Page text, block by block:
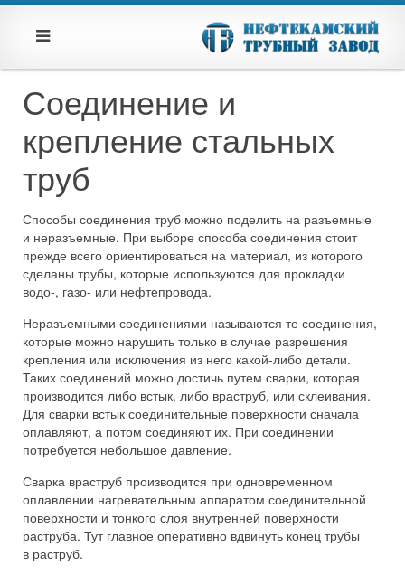
Соединение и
крепление стальных
труб
Способы соединения труб можно поделить на разъемные
и неразъемные. При выборе способа соединения стоит
прежде всего ориентироваться на материал, из которого
сделаны трубы, которые используются для прокладки
водо-, газо- или нефтепровода.
Неразъемными соединениями называются те соединения,
которые можно нарушить только в случае разрешения
крепления или исключения из него какой-либо детали.
Таких соединений можно достичь путем сварки, которая
производится либо встык, либо враструб, или склеивания.
Для сварки встык соединительные поверхности сначала
оплавляют, а потом соединяют их. При соединении
потребуется небольшое давление.
Сварка враструб производится при одновременном
оплавлении нагревательным аппаратом соединительной
поверхности и тонкого слоя внутренней поверхности
раструба. Тут главное оперативно вдвинуть конец трубы
в раструб.